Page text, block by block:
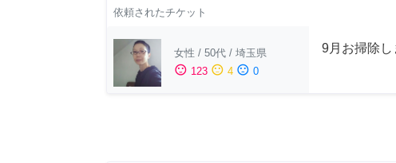
依頼されたチケット
女性 / 50代 / 埼玉県
sentiment_satisfied 123 sentiment_neutral 4 sentiment_dissatisfied 0
9月お掃除し